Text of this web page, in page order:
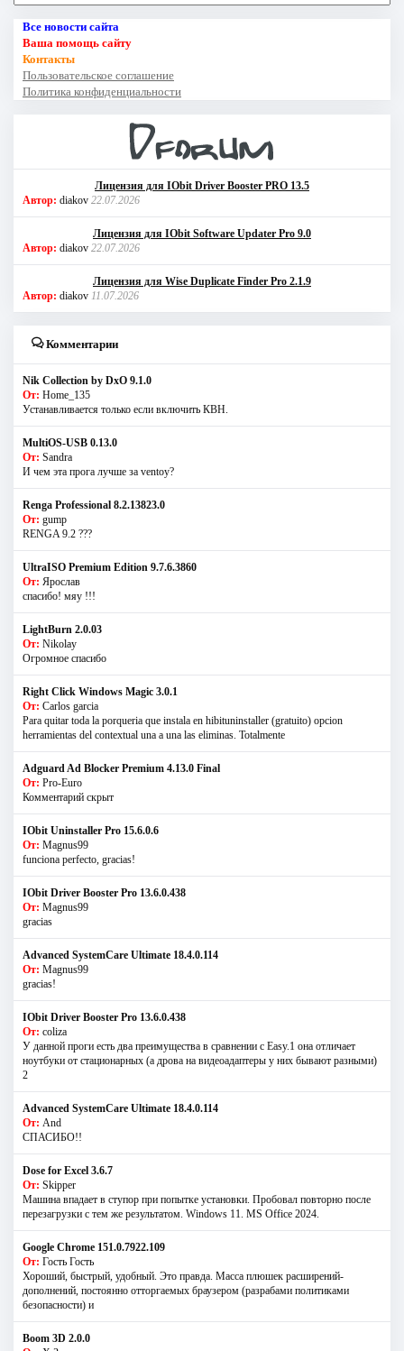
Все новости сайта
Ваша помощь сайту
Контакты
Пользовательское соглашение
Политика конфиденциальности
Лицензия для IObit Driver Booster PRO 13.5
Автор: diakov 22.07.2026
Лицензия для IObit Software Updater Pro 9.0
Автор: diakov 22.07.2026
Лицензия для Wise Duplicate Finder Pro 2.1.9
Автор: diakov 11.07.2026
Комментарии
Nik Collection by DxO 9.1.0
От: Home_135
Устанавливается только если включить КВН.
MultiOS-USB 0.13.0
От: Sandra
И чем эта прога лучше за ventoy?
Renga Professional 8.2.13823.0
От: gump
RENGA 9.2 ???
UltraISO Premium Edition 9.7.6.3860
От: Ярослав
спасибо! мяу !!!
LightBurn 2.0.03
От: Nikolay
Огромное спасибо
Right Click Windows Magic 3.0.1
От: Carlos garcia
Para quitar toda la porqueria que instala en hibituninstaller (gratuito) opcion
herramientas del contextual una a una las eliminas. Totalmente
Adguard Ad Blocker Premium 4.13.0 Final
От: Pro-Euro
Комментарий скрыт
IObit Uninstaller Pro 15.6.0.6
От: Magnus99
funciona perfecto, gracias!
IObit Driver Booster Pro 13.6.0.438
От: Magnus99
gracias
Advanced SystemCare Ultimate 18.4.0.114
От: Magnus99
gracias!
IObit Driver Booster Pro 13.6.0.438
От: coliza
У данной проги есть два преимущества в сравнении с Easy.1 она отличает
ноутбуки от стационарных (а дрова на видеоадаптеры у них бывают разными)
2
Advanced SystemCare Ultimate 18.4.0.114
От: And
СПАСИБО!!
Dose for Excel 3.6.7
От: Skipper
Машина впадает в ступор при попытке установки. Пробовал повторно после
перезагрузки с тем же результатом. Windows 11. MS Offiсe 2024.
Google Chrome 151.0.7922.109
От: Гость Гость
Хороший, быстрый, удобный. Это правда. Масса плюшек расширений-
дополнений, постоянно отторгаемых браузером (разрабами политиками
безопасности) и
Boom 3D 2.0.0